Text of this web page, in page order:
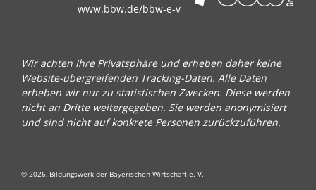
www.bbw.de/bbw-e-v
Wir achten Ihre Privatsphäre und erheben daher keine
Website-übergreifenden Tracking-Daten. Alle Daten
erheben wir nur zu statistischen Zwecken. Diese werden
nicht an Dritte weitergegeben. Sie werden anonymisiert
und sind nicht auf konkrete Personen zurückzuführen.
© 2026, Bildungswerk der Bayerischen Wirtschaft e. V.